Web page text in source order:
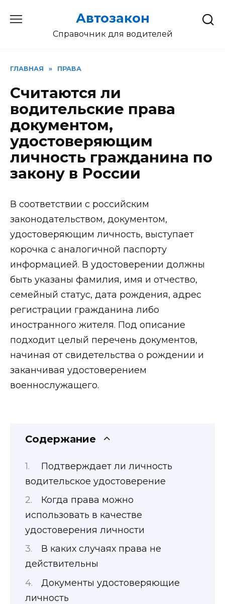
содержанию
Автозакон
Справочник для водителей
ГЛАВНАЯ » ПРАВА
Считаются ли
водительские права
документом,
удостоверяющим
личность гражданина по
закону в России
В соответствии с российским
законодательством, документом,
удостоверяющим личность, выступает
корочка с аналогичной паспорту
информацией. В удостоверении должны
быть указаны фамилия, имя и отчество,
семейный статус, дата рождения, адрес
регистрации гражданина либо
иностранного жителя. Под описание
подходит целый перечень документов,
начиная от свидетельства о рождении и
заканчивая удостоверением
военнослужащего.
Содержание
Подтверждает ли личность
водительское удостоверение
Когда права можно
использовать в качестве
удостоверения личности
В каких случаях права не
действительны
Документы удостоверяющие
личность